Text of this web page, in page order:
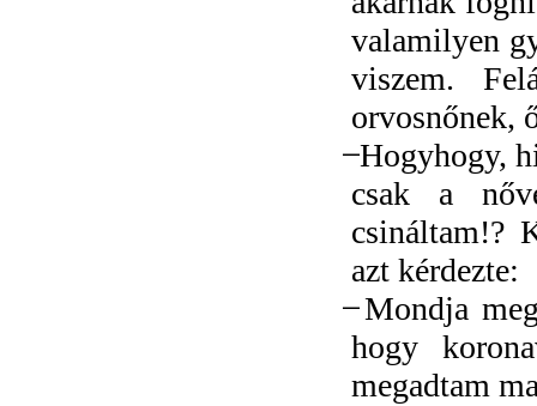
valamilyen
viszem.
orvosnőnek,
Hogyhogy,
csak a
csináltam!?
azt kérdezte:
Mondja
hogy
megadtam